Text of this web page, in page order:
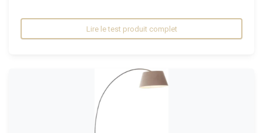
Lire le test produit complet